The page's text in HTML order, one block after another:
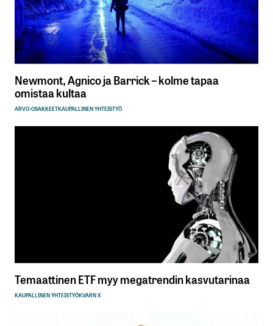
Newmont, Agnico ja Barrick – kolme tapaa
omistaa kultaa
ARVO-OSAKKEETKAUPALLINEN YHTEISTYÖ
Temaattinen ETF myy megatrendin kasvutarinaa
KAUPALLINEN YHTEISTYÖKVARN X